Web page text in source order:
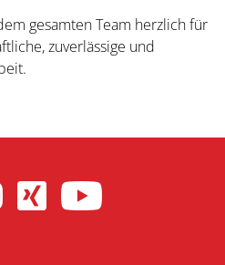
gesamten Team herzlich für
zuverlässige und